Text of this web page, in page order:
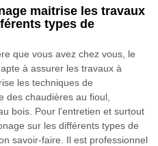
maitrise les travaux
types de
que vous avez chez vous, le
à assurer les travaux à
les techniques de
des chaudières au fioul,
bois. Pour l’entretien et surtout
sur les différents types de
savoir-faire. Il est professionnel